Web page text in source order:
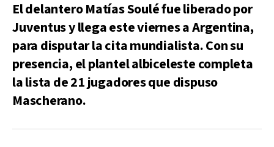
El delantero Matías Soulé fue liberado por
Juventus y llega este viernes a Argentina,
para disputar la cita mundialista. Con su
presencia, el plantel albiceleste completa
la lista de 21 jugadores que dispuso
Mascherano.